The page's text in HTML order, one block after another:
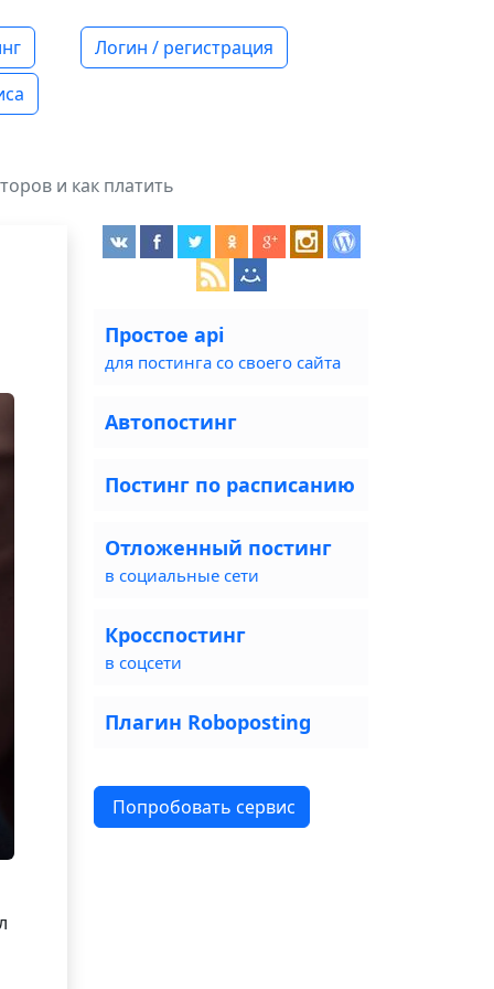
Логин / регистрация
и как платить
Простое api
для постинга со своего сайта
Автопостинг
Постинг по расписанию
Отложенный постинг
в социальные сети
Кросспостинг
в соцсети
Плагин Roboposting
Попробовать сервис